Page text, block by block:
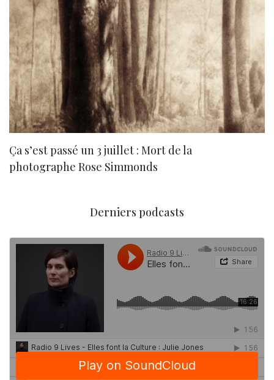
Ça s’est passé un 3 juillet : Mort de la
photographe Rose Simmonds
Derniers podcasts